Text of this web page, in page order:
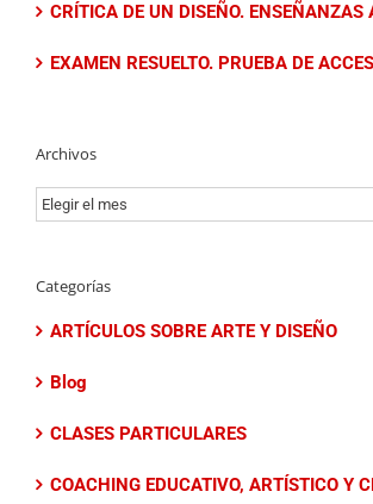
CRÍTICA DE UN DISEÑO. ENSEÑANZAS
EXAMEN RESUELTO. PRUEBA DE
Archivos
Archivos
Categorías
ARTÍCULOS SOBRE ARTE Y DISEÑO
Blog
CLASES PARTICULARES
COACHING EDUCATIVO, ARTÍSTICO Y